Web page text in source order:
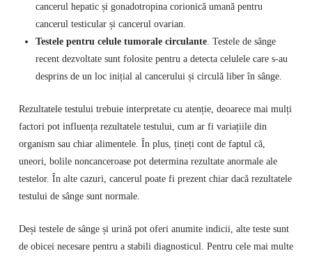
cancerul hepatic și gonadotropina corionică umană pentru
cancerul testicular și cancerul ovarian.
Testele pentru celule tumorale circulante. Testele de sânge
recent dezvoltate sunt folosite pentru a detecta celulele care s-au
desprins de un loc inițial al cancerului și circulă liber în sânge.
Rezultatele testului trebuie interpretate cu atenție, deoarece mai mulți
factori pot influența rezultatele testului, cum ar fi variațiile din
organism sau chiar alimentele. În plus, țineți cont de faptul că,
uneori, bolile noncanceroase pot determina rezultate anormale ale
testelor. În alte cazuri, cancerul poate fi prezent chiar dacă rezultatele
testului de sânge sunt normale.
Deși testele de sânge și urină pot oferi anumite indicii, alte teste sunt
de obicei necesare pentru a stabili diagnosticul. Pentru cele mai multe